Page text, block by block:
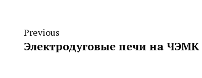
Previous
Электродуговые печи на